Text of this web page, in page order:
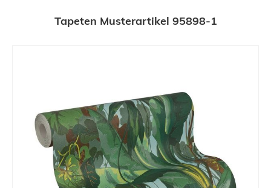
Tapeten Musterartikel 95898-1